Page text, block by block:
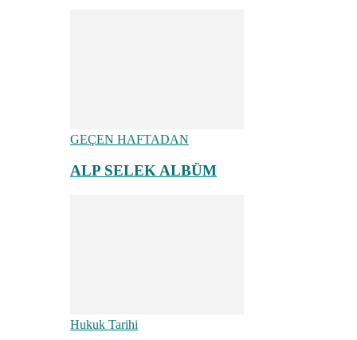
GEÇEN HAFTADAN
ALP SELEK ALBÜM
Hukuk Tarihi